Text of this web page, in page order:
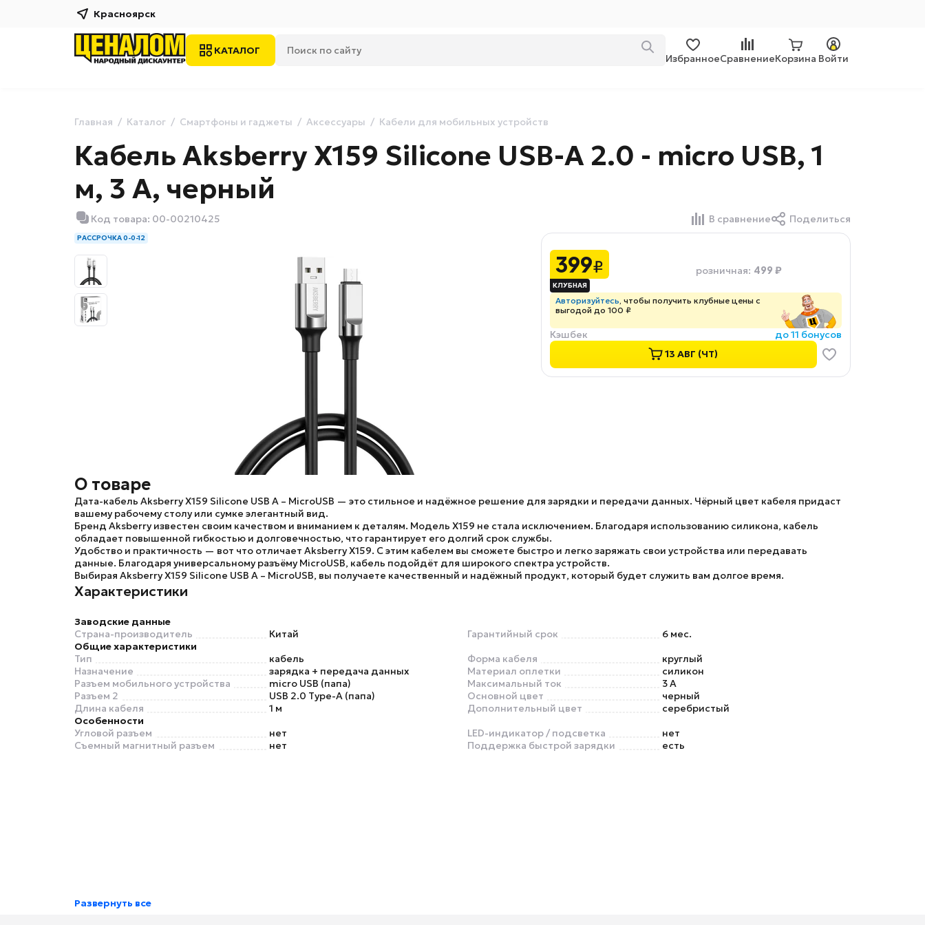
Красноярск
КАТАЛОГ
ИзбранноеСравнениеКорзина Войти
Главная Каталог Смартфоны и гаджеты Аксессуары Кабели для мобильных устройств
Кабель Aksberry X159 Silicone USB-A 2.0 - micro USB, 1
м, 3 А, черный
Код товара: 00-00210425 В сравнение Поделиться
РАССРОЧКА 0-0-12
399₽ розничная: 499 ₽
Авторизуйтесь, чтобы получить клубные цены с
выгодой до 100 ₽
Кэшбек
до 11 бонусов
13 АВГ (ЧТ)
О товаре
Дата-кабель Aksberry X159 Silicone USB A – MicroUSB — это стильное и надёжное решение для зарядки и передачи данных. Чёрный цвет кабеля придаст
вашему рабочему столу или сумке элегантный вид.
Бренд Aksberryизвестен своим качеством и вниманием к деталям. Модель X159 не стала исключением. Благодаря использованию силикона, кабель
обладает повышенной гибкостью и долговечностью, что гарантирует его долгий срок службы.
Удобство и практичность — вот что отличает Aksberry X159. С этим кабелем вы сможете быстро и легко заряжать свои устройства или передавать
данные. Благодаря универсальному разъёму MicroUSB, кабель подойдёт для широкого спектра устройств.
Выбирая Aksberry X159 Silicone USB A – MicroUSB, вы получаете качественный и надёжный продукт, который будет служить вам долгое время.
Характеристики
Заводские данные
Страна-производитель
Китай Гарантийный срок
6 мес.
Общие характеристики
Тип
кабель
Назначение
зарядка + передача данных
Разъем мобильного устройства
micro USB (папа)
Разъем 2
USB 2.0 Type-A (папа)
Длина кабеля
1 м
Форма кабеля
круглый
Материал оплетки
силикон
Максимальный ток
3 А
Основной цвет
черный
Дополнительный цвет
серебристый
Особенности
Угловой разъем
нет
Съемный магнитный разъем
нет
LED-индикатор / подсветка
нет
Поддержка быстрой зарядки
есть
Развернуть все